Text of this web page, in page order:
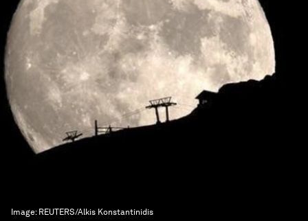
Image: REUTERS/Alkis Konstantinidis